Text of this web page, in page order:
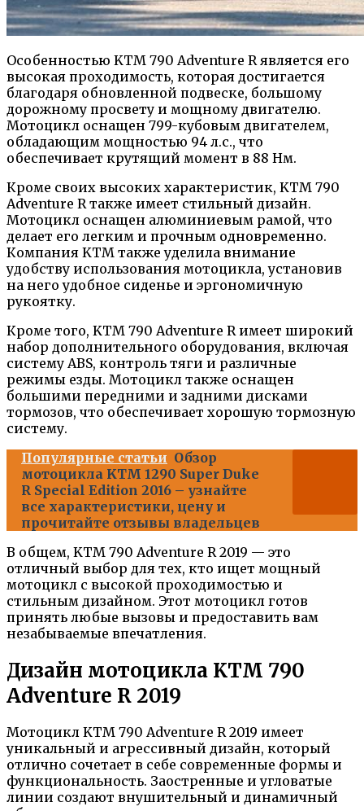
Особенностью KTM 790 Adventure R является его
высокая проходимость, которая достигается
благодаря обновленной подвеске, большому
дорожному просвету и мощному двигателю.
Мотоцикл оснащен 799-кубовым двигателем,
обладающим мощностью 94 л.с., что
обеспечивает крутящий момент в 88 Нм.
Кроме своих высоких характеристик, KTM 790
Adventure R также имеет стильный дизайн.
Мотоцикл оснащен алюминиевым рамой, что
делает его легким и прочным одновременно.
Компания KTM также уделила внимание
удобству использования мотоцикла, установив
на него удобное сиденье и эргономичную
рукоятку.
Кроме того, KTM 790 Adventure R имеет широкий
набор дополнительного оборудования, включая
систему ABS, контроль тяги и различные
режимы езды. Мотоцикл также оснащен
большими передними и задними дисками
тормозов, что обеспечивает хорошую тормозную
систему.
Популярные статьи Обзор
мотоцикла KTM 1290 Super Duke
R Special Edition 2016 – узнайте
все характеристики, цену и
прочитайте отзывы владельцев
В общем, KTM 790 Adventure R 2019 — это
отличный выбор для тех, кто ищет мощный
мотоцикл с высокой проходимостью и
стильным дизайном. Этот мотоцикл готов
принять любые вызовы и предоставить вам
незабываемые впечатления.
Дизайн мотоцикла KTM 790
Adventure R 2019
Мотоцикл KTM 790 Adventure R 2019 имеет
уникальный и агрессивный дизайн, который
отлично сочетает в себе современные формы и
функциональность. Заостренные и угловатые
линии создают внушительный и динамичный